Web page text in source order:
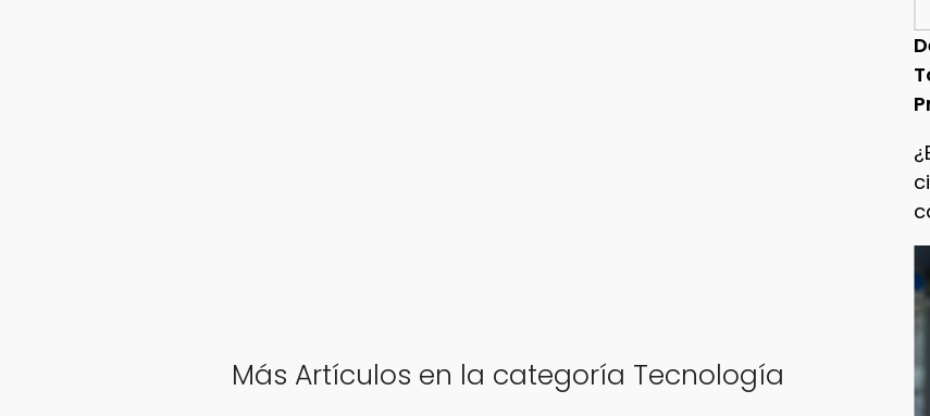
Más Artículos en la categoría Tecnología